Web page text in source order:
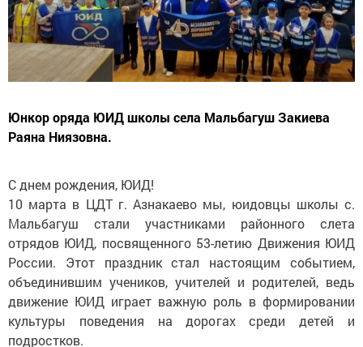
Юнкор оряда ЮИД школы села Мальбагуш Закиева
Раяна Ниязовна.
С днем рождения, ЮИД!
10 марта в ЦДТ г. Азнакаево мы, юидовцы школы с.
Мальбагуш стали участниками районного слета
отрядов ЮИД, посвященного 53-летию Движения ЮИД
России. Этот праздник стал настоящим событием,
объединившим учеников, учителей и родителей, ведь
движение ЮИД играет важную роль в формировании
культуры поведения на дорогах среди детей и
подростков.